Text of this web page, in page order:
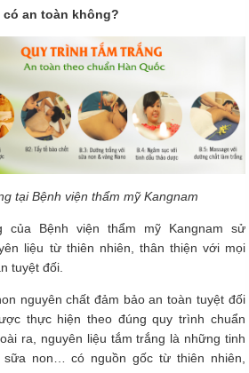
an toàn không?
tại Bệnh viện thẩm mỹ Kangnam
của Bệnh viện thẩm mỹ Kangnam sử
liệu từ thiên nhiên, thân thiện với mọi
tuyệt đối.
nguyên chất đảm bảo an toàn tuyệt đối
thực hiện theo đúng quy trình chuẩn
ra, nguyên liệu tắm trắng là những tinh
non… có nguồn gốc từ thiên nhiên,